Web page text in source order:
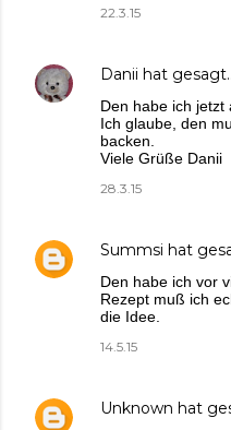
22.3.15
Danii hat
Den habe ich jetzt
Ich glaube, den
backen.
Viele Grüße Danii
28.3.15
Summsi hat
Den habe ich vor
Rezept muß ich
die Idee.
14.5.15
Unknown hat